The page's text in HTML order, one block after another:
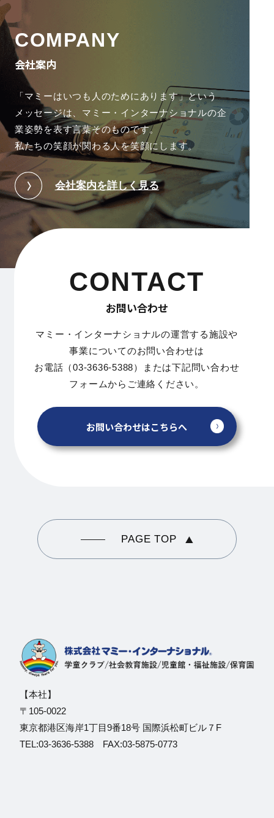
COMPANY
会社案内
「マミーはいつも人のためにあります」という
メッセージは、 マミー・インターナショナルの企
業姿勢を表す言葉そのものです。
私たちの笑顔が関わる人を笑顔にします。
会社案内を詳しく見る
CONTACT
お問い合わせ
マミー・インターナショナルの運営する施設や
事業についてのお問い合わせは
お電話（03-3636-5388）または下記問い合わせ
フォームからご連絡ください。
お問い合わせはこちらへ
PAGE TOP
【本社】
〒105-0022
東京都港区海岸1丁目9番18号 国際浜松町ビル７F
TEL:03-3636-5388 FAX:03-5875-0773